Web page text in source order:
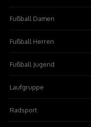
Fußball Damen
Fußball Herren
Fußball Jugend
Laufgruppe
Radsport